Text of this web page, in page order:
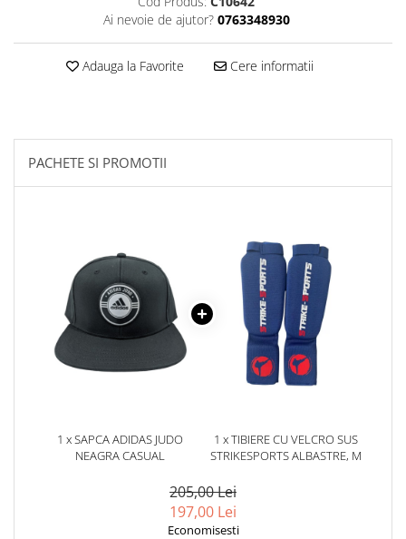
Palmare/Palete Box/Arte Martiale
Perne Antebrat/Pao
Bluze / Hanorace/Geci
Sepci / Caciuli
Echipament compresie
Genti Echipament
Proteze/Protectii dentare
Lupte/Wrestling
Accesorii Lupte/Wrestling
Suprafete de Lupta/Antrenament
Ai nevoie de ajutor? 0763348930
Adauga la Favorite Cere informatii
PACHETE SI PROMOTII
1 x SAPCA ADIDAS JUDO
NEAGRA CASUAL
1 x TIBIERE CU VELCRO SUS
STRIKESPORTS ALBASTRE, M
205,00 Lei
197,00 Lei
Economisesti